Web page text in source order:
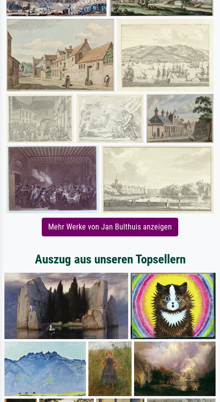
Mehr Werke von Jan Bulthuis anzeigen
Auszug aus unseren Topsellern